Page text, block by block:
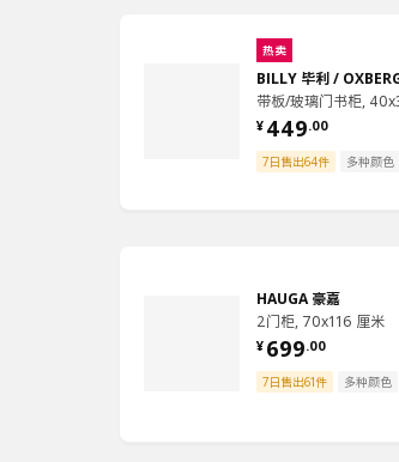
热卖
BILLY 毕利 /
¥ 449.00
7日售出64件
多种颜色
HAUGA 豪嘉
2门柜, 70x116 厘米
¥ 699.00
7日售出61件
多种颜色